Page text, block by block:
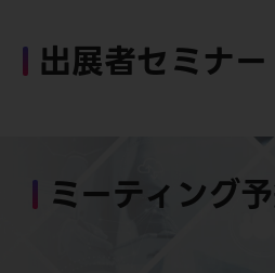
出展者セミナー
ミーティング